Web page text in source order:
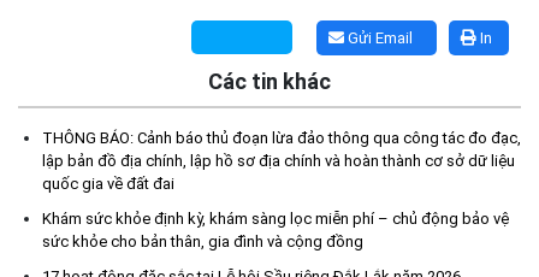
In
Gửi Email
Các tin khác
THÔNG BÁO: Cảnh báo thủ đoạn lừa đảo thông qua công tác đo đạc,
lập bản đồ địa chính, lập hồ sơ địa chính và hoàn thành cơ sở dữ liệu
quốc gia về đất đai
Khám sức khỏe định kỳ, khám sàng lọc miễn phí – chủ động bảo vệ
sức khỏe cho bản thân, gia đình và cộng đồng
THÔNG BÁO: Cảnh báo thủ đoạn lừa đảo thông qua công tác